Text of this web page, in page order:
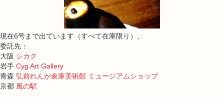
現在6号まで出ています（すべて在庫限り）。
委託先：
大阪 シカク
岩手 Cyg Art Gallery
青森 弘前れんが倉庫美術館 ミュージアムショップ
京都 風の駅